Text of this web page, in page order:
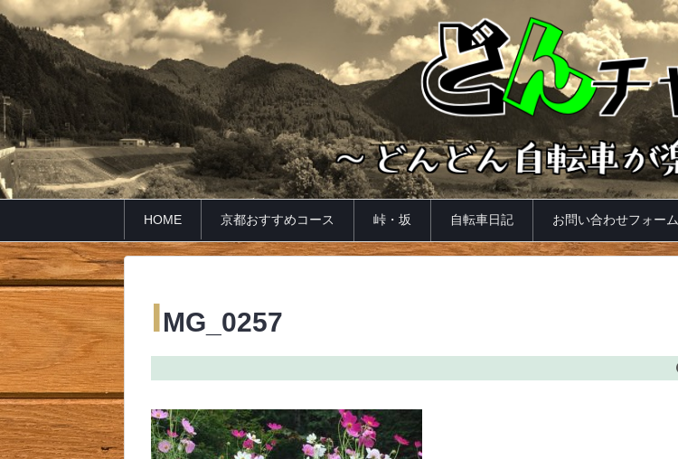
HOME 京都おすすめコース 峠・坂 自転車日記 お問い合わせフォーム
IMG_0257